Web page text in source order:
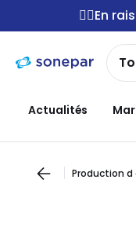
navigation
Passer
au
contenu
🚴‍♂️En
Actualités
Production